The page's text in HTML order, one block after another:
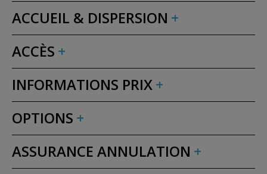
ACCUEIL & DISPERSION
ACCÈS
INFORMATIONS PRIX
OPTIONS
ASSURANCE ANNULATION